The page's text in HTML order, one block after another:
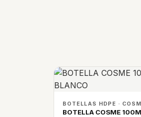
BOTELLAS HDPE ·
BOTELLA COSME